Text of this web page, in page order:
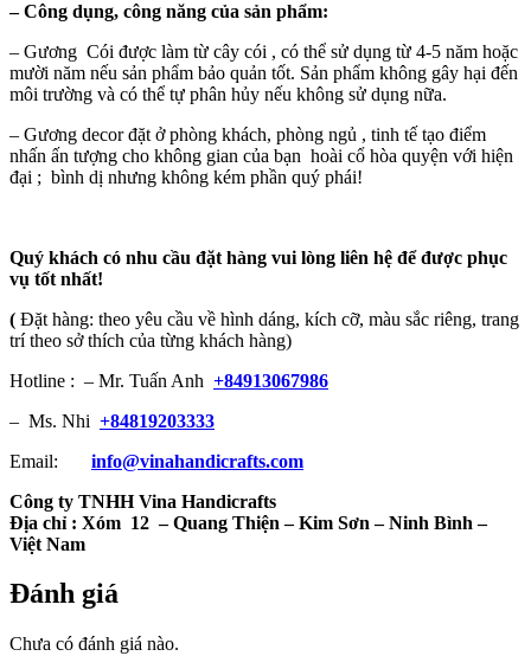
–Công dụng, công năng của sản phẩm:
– Gương Cói được làm từ cây cói , có thể sử dụng từ 4-5 năm hoặc
mười năm nếu sản phẩm bảo quản tốt. Sản phẩm không gây hại đến
môi trường và có thể tự phân hủy nếu không sử dụng nữa.
– Gương decor đặt ở phòng khách, phòng ngủ , tinh tế tạo điểm
nhấn ấn tượng cho không gian của bạn hoài cổ hòa quyện với hiện
đại ; bình dị nhưng không kém phần quý phái!
Quý khách có nhu cầu đặt hàng vui lòng liên hệ để được phục
vụ tốt nhất!
( Đặt hàng: theo yêu cầu về hình dáng, kích cỡ, màu sắc riêng, trang
trí theo sở thích của từng khách hàng)
Hotline : – Mr. Tuấn Anh +84913067986
– Ms. Nhi +84819203333
Email: info@vinahandicrafts.com
Công ty TNHH Vina Handicrafts
Địa chỉ : Xóm 12 – Quang Thiện – Kim Sơn – Ninh Bình –
Việt Nam
Đánh giá
Chưa có đánh giá nào.